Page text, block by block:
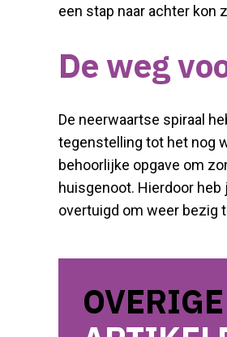
een stap naar achter kon
De weg
De neerwaartse spiraal
tegenstelling tot het nog
behoorlijke opgave om
huisgenoot. Hierdoor
overtuigd om weer bezig
OVERIGE